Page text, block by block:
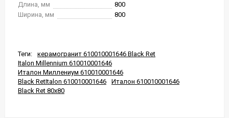
Длина, мм
800
Ширина, мм
800
Теги:
керамогранит 610010001646 Black Ret
Italon Millennium 610010001646
Италон Миллениум 610010001646
Black RetItalon 610010001646
Италон 610010001646
Black Ret 80x80